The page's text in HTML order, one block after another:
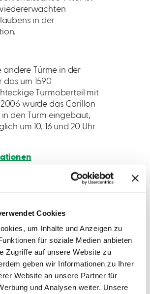
Cookies
um Inhalte und Anzeigen zu
für soziale Medien anbieten
Zugriffe auf unsere Website zu
geben wir Informationen zu Ihrer
Website an unsere Partner für
und Analysen weiter. Unsere
in der
andere Türme in der
um 1590
Turmoberteil mit
wurde das Carillon
den Turm eingebaut,
um 10, 16 und 20 Uhr